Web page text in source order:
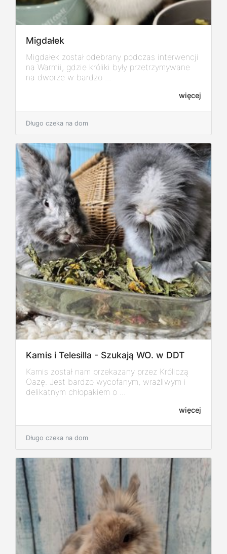
Migdałek
Migdałek został odebrany podczas interwencji
na Warmii, gdzie króliki były przetrzymywane
na dworze w bardzo ...
więcej
Długo czeka na dom
Kamis i Telesilla - Szukają WO. w DDT
Kamis został nam przekazany przez Króliczą
Oazę. Jest bardzo wycofanym, wrażliwym i
delikatnym chłopakiem o ...
więcej
Długo czeka na dom